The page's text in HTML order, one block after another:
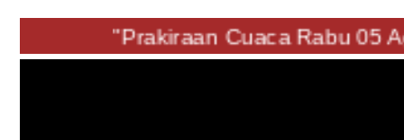
"Prakiraan Cuaca Rabu